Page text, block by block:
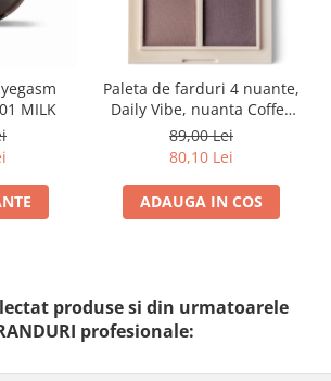
MILK
Paleta de farduri 4 nuante,
Daily Vibe, nuanta Coffee
Break 03 - 5,5g
89,00 Lei
80,10 Lei
ADAUGA IN COS
produse si din urmatoarele
profesionale: